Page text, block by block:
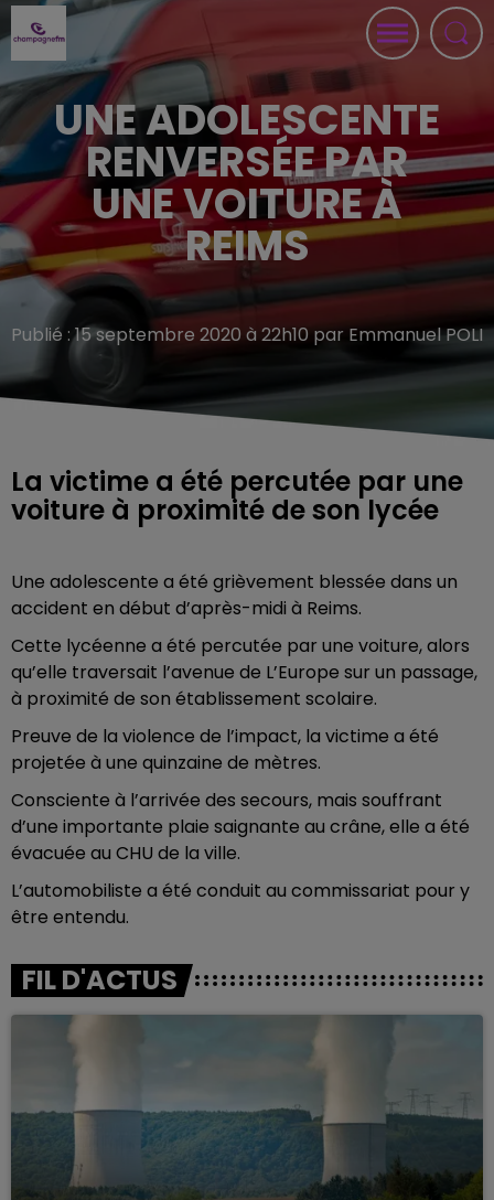
UNE ADOLESCENTE
RENVERSÉE PAR
UNE VOITURE À
REIMS
Publié : 15 septembre 2020 à 22h10 par Emmanuel POLI
La victime a été percutée par une
voiture à proximité de son lycée
Une adolescente a été grièvement blessée dans un
accident en début d’après-midi à Reims.
Cette lycéenne a été percutée par une voiture, alors
qu’elle traversait l’avenue de L’Europe sur un passage,
à proximité de son établissement scolaire.
Preuve de la violence de l’impact, la victime a été
projetée à une quinzaine de mètres.
Consciente à l’arrivée des secours, mais souffrant
d’une importante plaie saignante au crâne, elle a été
évacuée au CHU de la ville.
L’automobiliste a été conduit au commissariat pour y
être entendu.
FIL D'ACTUS